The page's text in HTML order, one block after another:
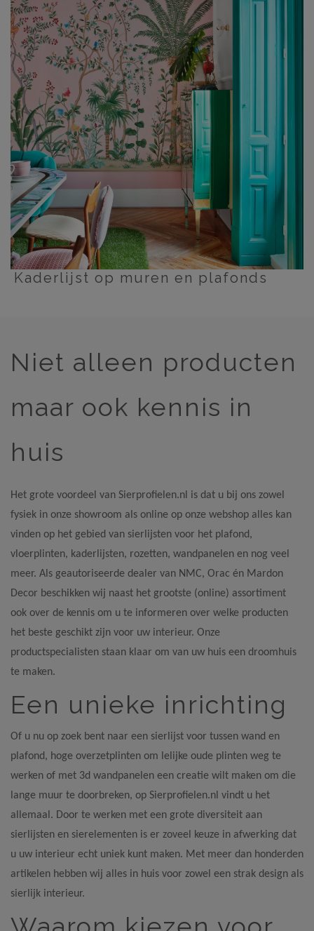
Kaderlijst op muren en plafonds
Niet alleen producten
maar ook kennis in
huis
Het grote voordeel van Sierprofielen.nl is dat u bij ons zowel
fysiek in onze showroom als online op onze webshop alles kan
vinden op het gebied van sierlijsten voor het plafond,
vloerplinten, kaderlijsten, rozetten, wandpanelen en nog veel
meer. Als geautoriseerde dealer van NMC, Orac én Mardon
Decor beschikken wij naast het grootste (online) assortiment
ook over de kennis om u te informeren over welke producten
het beste geschikt zijn voor uw interieur. Onze
productspecialisten staan klaar om van uw huis een droomhuis
te maken.
Een unieke inrichting
Of u nu op zoek bent naar een sierlijst voor tussen wand en
plafond, hoge overzetplinten om lelijke oude plinten weg te
werken of met 3d wandpanelen een creatie wilt maken om die
lange muur te doorbreken, op Sierprofielen.nl vindt u het
allemaal. Door te werken met een grote diversiteit aan
sierlijsten en sierelementen is er zoveel keuze in afwerking dat
u uw interieur echt uniek kunt maken. Met meer dan honderden
artikelen hebben wij alles in huis voor zowel een strak design als
sierlijk interieur.